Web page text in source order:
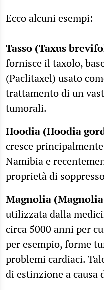
Ecco alcuni esempi:
Tasso (Taxus
fornisce il taxolo,
(Paclitaxel) usato
trattamento di un
tumorali.
Hoodia (Hoodia
cresce
Namibia e
proprietà di
Magnolia
utilizzata dalla
circa 5000 anni per
per esempio, forme
problemi cardiaci.
di estinzione a causa